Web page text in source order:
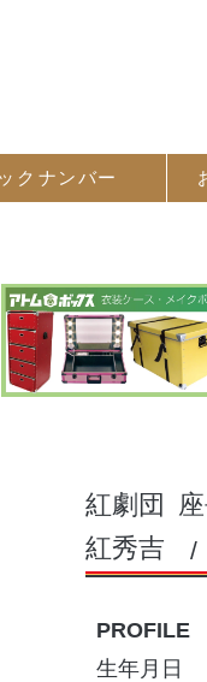
ク ナンバー
紅劇団
紅秀吉
PROFILE
生年月日